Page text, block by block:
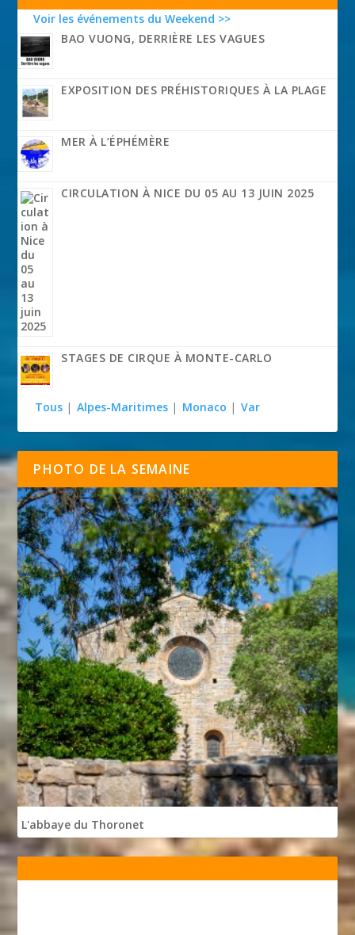
Voir les événements du Weekend >>
BAO VUONG, DERRIÈRE LES VAGUES
EXPOSITION DES PRÉHISTORIQUES À LA PLAGE
MER À L’ÉPHÉMÈRE
CIRCULATION À NICE DU 05 AU 13 JUIN 2025
STAGES DE CIRQUE À MONTE-CARLO
Tous | Alpes-Maritimes | Monaco | Var
PHOTO DE LA SEMAINE
L'abbaye du Thoronet